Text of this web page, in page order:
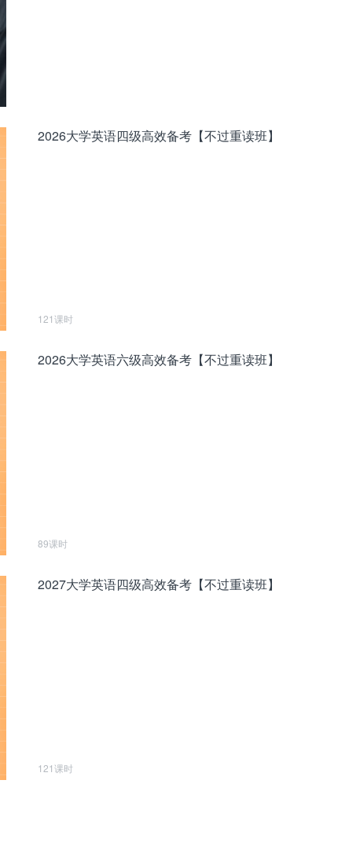
2026大学英语四级高效备考【不过重读班】
121课时
2026大学英语六级高效备考【不过重读班】
89课时
2027大学英语四级高效备考【不过重读班】
121课时